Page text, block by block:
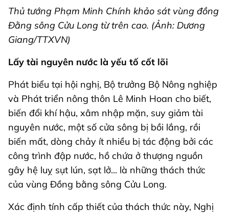
Thủ tướng Phạm Minh Chính khảo sát vùng đồng
Đằng sông Cửu Long từ trên cao. (Ảnh: Dương
Giang/TTXVN)
Lấy tài nguyên nước là yếu tố cốt lõi
Phát biểu tại hội nghị, Bộ trưởng Bộ Nông nghiệp
và Phát triển nông thôn Lê Minh Hoan cho biết,
biến đổi khí hậu, xâm nhập mặn, suy giảm tài
nguyên nước, một số cửa sông bị bồi lắng, rồi
biến mất, dòng chảy ít nhiều bị tác động bởi các
công trình đập nước, hồ chứa ở thượng nguồn
gây hệ luỵ sụt lún, sạt lở... là những thách thức
của vùng Đồng bằng sông Cửu Long.
Xác định tính cấp thiết của thách thức này, Nghị